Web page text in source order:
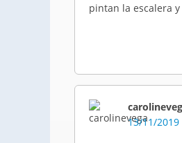
pintan la escalera y
13/11/2019